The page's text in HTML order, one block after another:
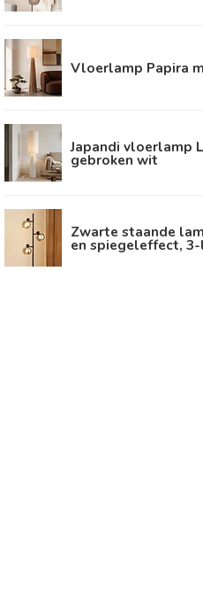
Vloerlamp Papira
Japandi vloerlamp
gebroken wit
Zwarte staande
en spiegeleffect,